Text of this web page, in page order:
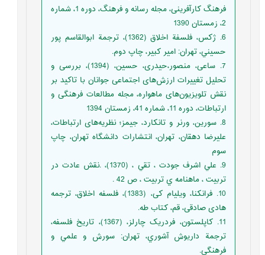
فرهنگ کارآفرینی، مجله رسانه و فرهنگ، دوره 1، شماره
2، زمستان 1390
6. ژکس، فلسفة‌ اخلاق (1362)، ترجمة‌ ابوالقاسم پور
حسيني، تهران: امير كبير، چاپ دوم.
7. ساعی، منصور،حیدری، حسین، (1394)، بررسی و
تحلیل تغییرات ارزش‌های اجتماعی جوانان با تاکید بر
نقش تلویزیون‌های ماهواره، مجله مطالعات فرهنگی و
ارتباطات، دوره 11، شماره 41، زمستان 1394
8. سورین، ورنر و تانكارد، جیمز؛ نظریه‌های ارتباطات،
علیرضا دهقان، تهران، انتشارات دانشگاه تهران، چاپ
سوم
9. علي اشرف جودت ، تقي ، (1370)، .نقش عادت در
تربيت ، ماهنامه ي تربيت ، ص 42 .
10. فرانکنا، ویلیام کی، (1383)، فلسفه اخلاق، ترجمه
هادی صادقی، قم، کتاب طه.
11. کاپلستون، فردریک چارلز، (1367)، تاريخ فلسفه‌،
ترجمة داريوش آشوري،‌ تهران: سورش و علمي و
فرهنگي.